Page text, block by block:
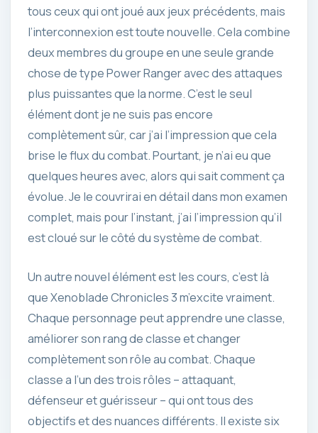
tous ceux qui ont joué aux jeux précédents, mais
l’interconnexion est toute nouvelle. Cela combine
deux membres du groupe en une seule grande
chose de type Power Ranger avec des attaques
plus puissantes que la norme. C’est le seul
élément dont je ne suis pas encore
complètement sûr, car j’ai l’impression que cela
brise le flux du combat. Pourtant, je n’ai eu que
quelques heures avec, alors qui sait comment ça
évolue. Je le couvrirai en détail dans mon examen
complet, mais pour l’instant, j’ai l’impression qu’il
est cloué sur le côté du système de combat.
Un autre nouvel élément est les cours, c’est là
que Xenoblade Chronicles 3 m’excite vraiment.
Chaque personnage peut apprendre une classe,
améliorer son rang de classe et changer
complètement son rôle au combat. Chaque
classe a l’un des trois rôles – attaquant,
défenseur et guérisseur – qui ont tous des
objectifs et des nuances différents. Il existe six